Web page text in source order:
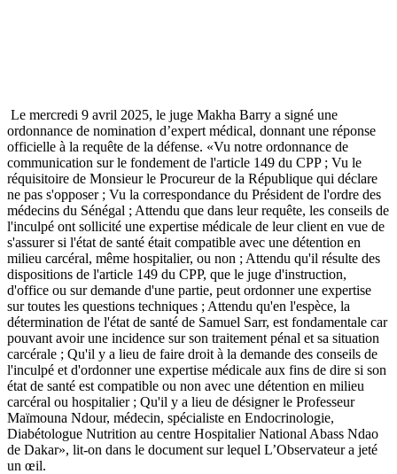
Le mercredi 9 avril 2025, le juge Makha Barry a signé une
ordonnance de nomination d’expert médical, donnant une réponse
officielle à la requête de la défense. «Vu notre ordonnance de
communication sur le fondement de l'article 149 du CPP ; Vu le
réquisitoire de Monsieur le Procureur de la République qui déclare
ne pas s'opposer ; Vu la correspondance du Président de l'ordre des
médecins du Sénégal ; Attendu que dans leur requête, les conseils de
l'inculpé ont sollicité une expertise médicale de leur client en vue de
s'assurer si l'état de santé était compatible avec une détention en
milieu carcéral, même hospitalier, ou non ; Attendu qu'il résulte des
dispositions de l'article 149 du CPP, que le juge d'instruction,
d'office ou sur demande d'une partie, peut ordonner une expertise
sur toutes les questions techniques ; Attendu qu'en l'espèce, la
détermination de l'état de santé de Samuel Sarr, est fondamentale car
pouvant avoir une incidence sur son traitement pénal et sa situation
carcérale ; Qu'il y a lieu de faire droit à la demande des conseils de
l'inculpé et d'ordonner une expertise médicale aux fins de dire si son
état de santé est compatible ou non avec une détention en milieu
carcéral ou hospitalier ; Qu'il y a lieu de désigner le Professeur
Maïmouna Ndour, médecin, spécialiste en Endocrinologie,
Diabétologue Nutrition au centre Hospitalier National Abass Ndao
de Dakar», lit-on dans le document sur lequel L’Observateur a jeté
un œil.